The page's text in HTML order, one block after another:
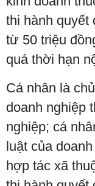
thi hành quyết
từ 50 triệu
quá thời hạn
Cá nhân là
doanh nghiệp
nghiệp; cá
luật của
hợp tác xã